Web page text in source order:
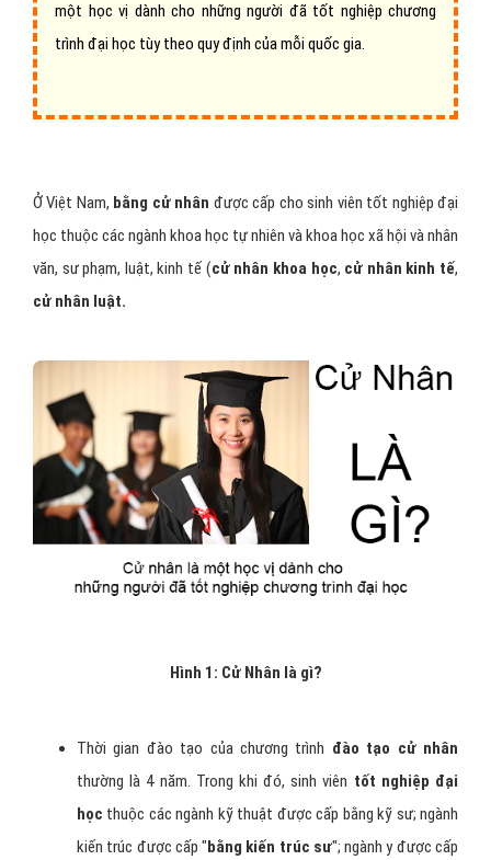
một học vị dành cho những người đã tốt nghiệp chương
trình đại học tùy theo quy định của mỗi quốc gia.
Ở Việt Nam, bằng cử nhân được cấp cho sinh viên tốt nghiệp đại
học thuộc các ngành khoa học tự nhiên và khoa học xã hội và nhân
văn, sư phạm, luật, kinh tế (cử nhân khoa học, cử nhân kinh tế,
cử nhân luật.
Hình 1: Cử Nhân là gì?
Thời gian đào tạo của chương trình đào tạo cử nhân
thường là 4 năm. Trong khi đó, sinh viên tốt nghiệp đại
học thuộc các ngành kỹ thuật được cấp bằng kỹ sư; ngành
kiến trúc được cấp "bằng kiến trúc sư"; ngành y được cấp